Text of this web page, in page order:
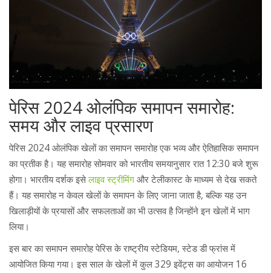
पेरिस 2024 ओलंपिक समापन समारोह:
समय और लाइव प्रसारण
पेरिस 2024 ओलंपिक खेलों का समापन समारोह एक भव्य और ऐतिहासिक समापन
का प्रतीक है। यह समारोह सोमवार को भारतीय समयानुसार रात 12:30 बजे शुरू
होगा। भारतीय दर्शक इसेलाइव स्ट्रीमिंगऔर टेलीकास्ट के माध्यम से देख सकते
हैं। यह समारोह न केवल खेलों के समापन के लिए जाना जाता है, बल्कि यह उन
खिलाड़ीयों के प्रयासों और सफलताओं का भी उत्सव है जिन्होंने इन खेलों में भाग
लिया।
इस बार का समापन समारोह पेरिस के राष्ट्रीय स्टेडियम, स्टेड डी फ्रांस में
आयोजित किया गया। इस साल के खेलों में कुल 329 इवेंट्स का आयोजन 16